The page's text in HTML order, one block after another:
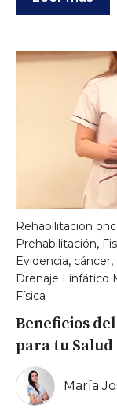
Rehabilitación
Prehabilitación,
Evidencia, cáncer,
Drenaje Linfático
Física
Beneficios
para tu Salud
María